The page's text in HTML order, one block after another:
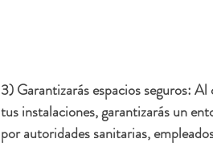
3) Garantizarás espacios seguros:
tus instalaciones, garantizarás un
por autoridades sanitarias,